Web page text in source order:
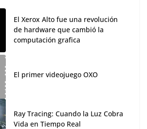
El Xerox Alto fue una revolución
de hardware que cambió la
computación grafica
El primer videojuego OXO
Ray Tracing: Cuando la Luz Cobra
Vida en Tiempo Real